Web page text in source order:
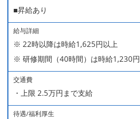
■昇給あり
給与詳細
※ 22時以降は時給1,625円以上
※ 研修期間（40時間）は時給1,230円
交通費
・上限 2.5万円まで支給
待遇/福利厚生